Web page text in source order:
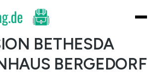
BETHESDA
BERGEDORF